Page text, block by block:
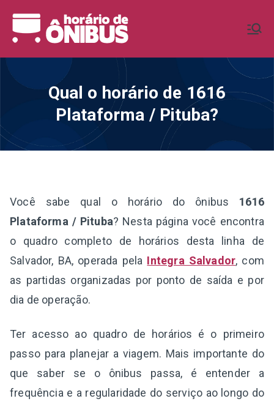
para
Ônibus BR
Horários de Ônibus de todo o
Qual o horário de 1616
Plataforma / Pituba?
Você sabe qual o horário do ônibus 1616
Plataforma / Pituba? Nesta página você encontra
o quadro completo de horários desta linha de
Salvador, BA, operada pela Integra Salvador, com
as partidas organizadas por ponto de saída e por
dia de operação.
Ter acesso ao quadro de horários é o primeiro
passo para planejar a viagem. Mais importante do
que saber se o ônibus passa, é entender a
frequência e a regularidade do serviço ao longo do